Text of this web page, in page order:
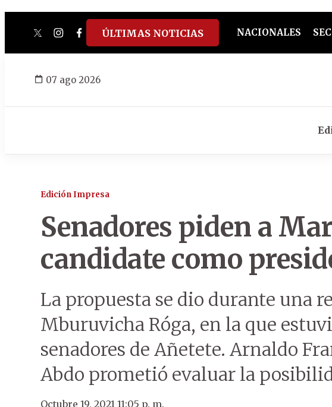
twitterinstagram
facebook
tiktokyoutube
spotify
ÚLTIMAS NOTICIAS NACIONALES
07 ago 2026
Edición Impresa
Senadores piden a
candidate como
La propuesta se dio durante una
Mburuvicha Róga, en la que
senadores de Añetete. Arnaldo
Abdo prometió evaluar la
Octubre 19, 2021 11:05 p. m.